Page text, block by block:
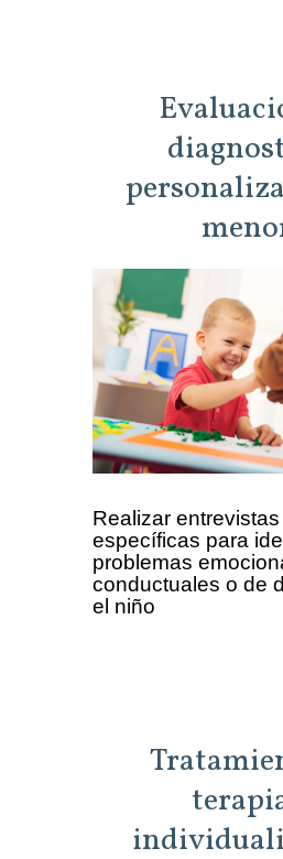
Realizar
específicas para
problemas
conductuales o de
el niño